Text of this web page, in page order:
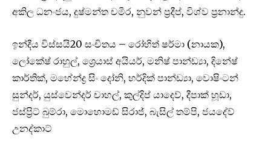
අකිල ධනංජය, දුෂ්මන්ත චමීර, නුවන් ප්‍රදීප්, විශ්ව ප්‍රනාන්දු.
ඉන්දීය විස්සයි20 සංචිතය – රෝහිත් ෂර්මා (නායක),
ලෝකේෂ් රාහුල්, ශ්‍රෙයාස් අයියර්, මනිෂ් පාන්ඩ්‍යා, දිනේෂ්
කාර්තික්, මහේන්ද්‍ර සිං දෝනි, හර්දික් පාන්ඩ්‍යා, වොෂිංටන්
සුන්දර්, යුස්වෙන්දර් චාහල්, කුල්දිප් යාදෙව්, දීපාක් හූඩා,
ජස්ප්‍රිට් බුම්රා, මොහොමඩ් සිරාජ්, බැසිල් තම්පි, ජයදේව්
උනද්කාට්